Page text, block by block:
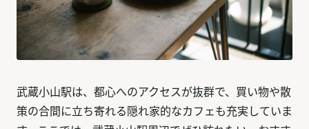
武蔵小山駅は、都心へのアクセスが抜群で、買い物や散
策の合間に立ち寄れる隠れ家的なカフェも充実していま